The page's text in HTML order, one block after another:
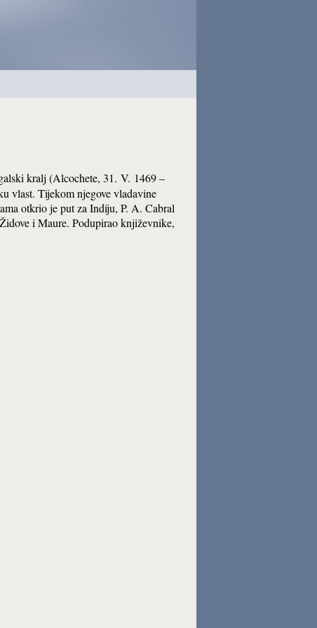
kralj (Alcochete, 31. V. 1469 –
vlast. Tijekom njegove vladavine
otkrio je put za Indiju, P. A. Cabral
i Maure. Podupirao književnike,